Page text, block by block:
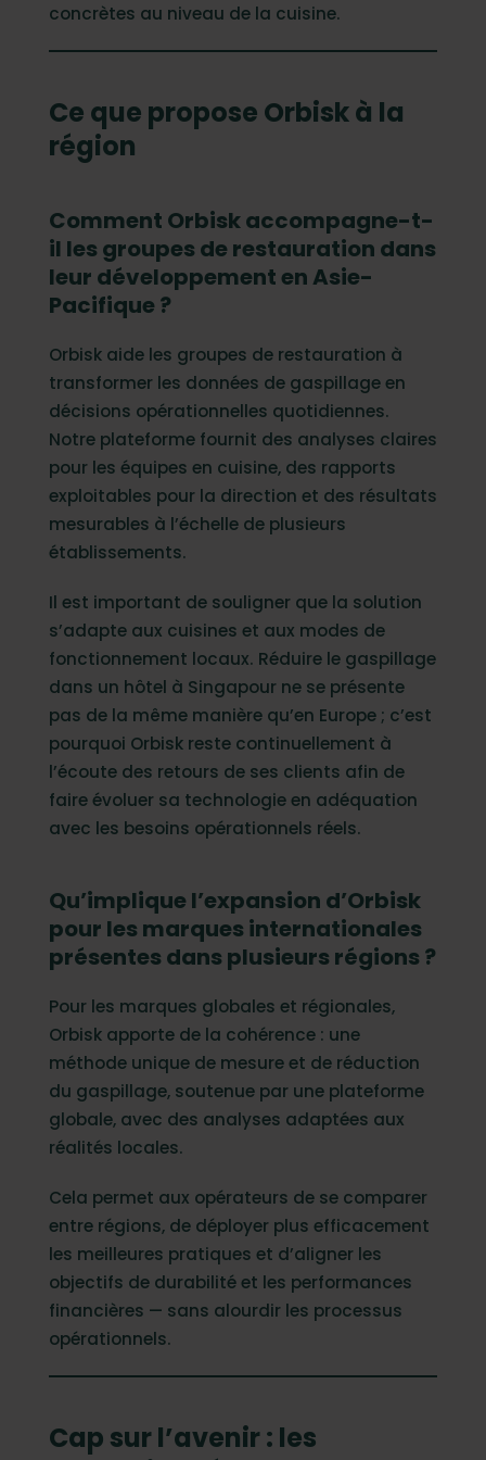
concrètes au niveau de la cuisine.
Ce que propose Orbisk à la
région
Comment Orbisk accompagne-t-
il les groupes de restauration dans
leur développement en Asie-
Pacifique ?
Orbisk aide les groupes de restauration à
transformer les données de gaspillage en
décisions opérationnelles quotidiennes.
Notre plateforme fournit des analyses claires
pour les équipes en cuisine, des rapports
exploitables pour la direction et des résultats
mesurables à l’échelle de plusieurs
établissements.
Il est important de souligner que la solution
s’adapte aux cuisines et aux modes de
fonctionnement locaux. Réduire le gaspillage
dans un hôtel à Singapour ne se présente
pas de la même manière qu’en Europe ; c’est
pourquoi Orbisk reste continuellement à
l’écoute des retours de ses clients afin de
faire évoluer sa technologie en adéquation
avec les besoins opérationnels réels.
Qu’implique l’expansion d’Orbisk
pour les marques internationales
présentes dans plusieurs régions ?
Pour les marques globales et régionales,
Orbisk apporte de la cohérence : une
méthode unique de mesure et de réduction
du gaspillage, soutenue par une plateforme
globale, avec des analyses adaptées aux
réalités locales.
Cela permet aux opérateurs de se comparer
entre régions, de déployer plus efficacement
les meilleures pratiques et d’aligner les
objectifs de durabilité et les performances
financières — sans alourdir les processus
opérationnels.
Cap sur l’avenir : les